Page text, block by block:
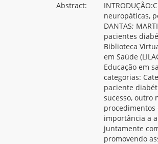
Abstract:
neuropáticas,
DANTAS;
pacientes
Biblioteca
em Saúde
Educação em
categorias:
paciente
sucesso, outro
procedimentos
importância a
juntamente
promovendo